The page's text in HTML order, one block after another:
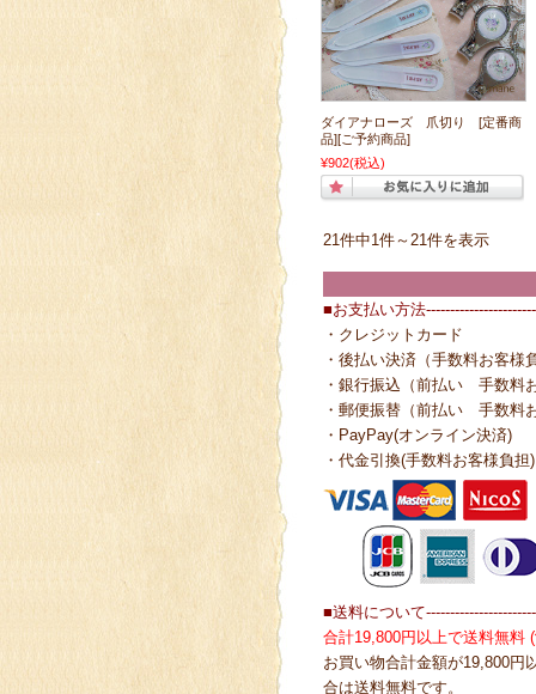
ダイアナローズ 爪切り [定番商
品][ご予約商品]
¥902(税込)
21件中1件～21件を表示
■お支払い方法
・クレジットカード
・後払い決済（手数料お客様
・銀行振込（前払い 手数料
・郵便振替（前払い 手数料
・PayPay(オンライン決済)
・代金引換(手数料お客様負担)
■送料について
合計19,800円以上で送料無料
お買い物合計金額が19,800円
合は送料無料です。